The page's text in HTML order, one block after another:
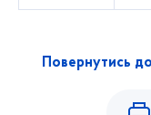
Повернутись